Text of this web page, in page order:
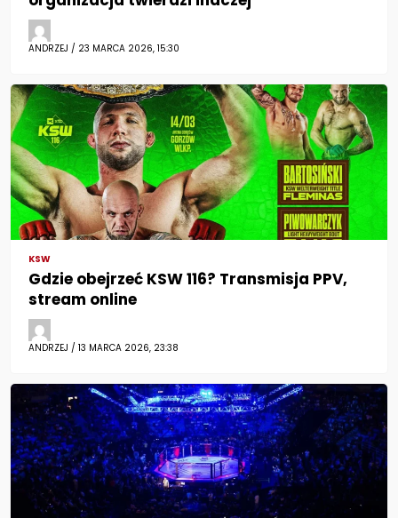
ANDRZEJ / 23 MARCA 2026, 15:30
KSW
Gdzie obejrzeć KSW 116? Transmisja PPV,
stream online
ANDRZEJ / 13 MARCA 2026, 23:38